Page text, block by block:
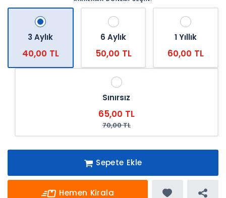
3 Aylık
40,00 TL
6 Aylık
50,00 TL
1 Yıllık
60,00 TL
Sınırsız
70,00 TL
65,00 TL
Sepete Ekle
Hemen Kirala